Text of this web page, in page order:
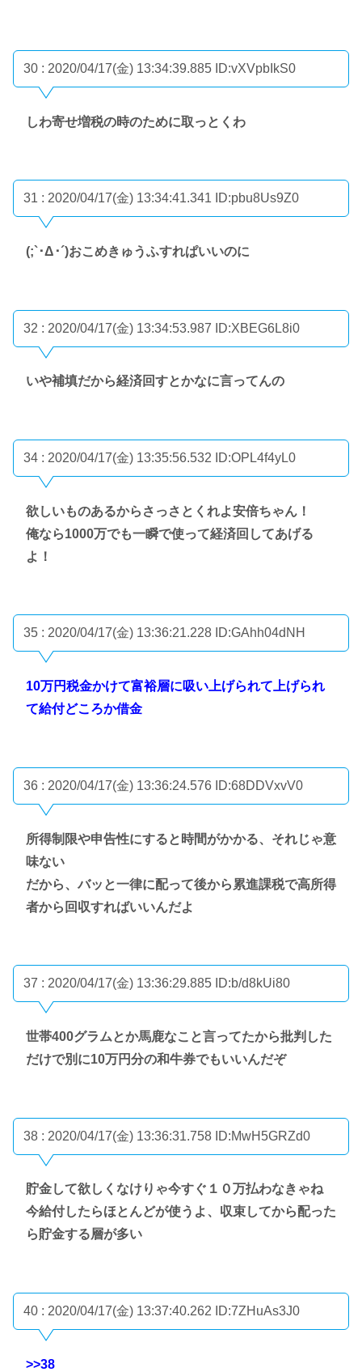
30 : 2020/04/17(金) 13:34:39.885 ID:vXVpbIkS0
しわ寄せ増税の時のために取っとくわ
31 : 2020/04/17(金) 13:34:41.341 ID:pbu8Us9Z0
(;`･Δ･´)おこめきゅうふすれぱいいのに
32 : 2020/04/17(金) 13:34:53.987 ID:XBEG6L8i0
いや補填だから経済回すとかなに言ってんの
34 : 2020/04/17(金) 13:35:56.532 ID:OPL4f4yL0
欲しいものあるからさっさとくれよ安倍ちゃん！
俺なら1000万でも一瞬で使って経済回してあげる
よ！
35 : 2020/04/17(金) 13:36:21.228 ID:GAhh04dNH
10万円税金かけて富裕層に吸い上げられて上げられ
て給付どころか借金
36 : 2020/04/17(金) 13:36:24.576 ID:68DDVxvV0
所得制限や申告性にすると時間がかかる、それじゃ意
味ない
だから、バッと一律に配って後から累進課税で高所得
者から回収すればいいんだよ
37 : 2020/04/17(金) 13:36:29.885 ID:b/d8kUi80
世帯400グラムとか馬鹿なこと言ってたから批判した
だけで別に10万円分の和牛券でもいいんだぞ
38 : 2020/04/17(金) 13:36:31.758 ID:MwH5GRZd0
貯金して欲しくなけりゃ今すぐ１０万払わなきゃね
今給付したらほとんどが使うよ、収束してから配った
ら貯金する層が多い
40 : 2020/04/17(金) 13:37:40.262 ID:7ZHuAs3J0
>>38